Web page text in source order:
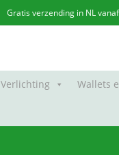
Gratis verzending in NL
Verlichting Wallets